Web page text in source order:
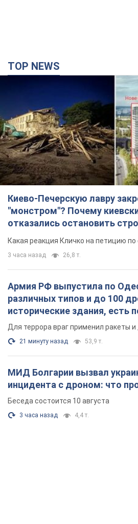
TOP NEWS
Киево-Печерскую лавру
"монстром"? Почему
отказались остановить
небоскреба "московского
Какая реакция Кличко на петицию
3 часа назад 26,8 т.
Армия РФ выпустила по
различных типов и до 100
исторические здания, есть
Фото и видео
Для террора враг применил ракеты
21 минуту назад 53,9 т.
МИД Болгарии вызвал
инцидента с дроном: что
Беседа состоится 10 августа
3 часа назад 4,4 т.